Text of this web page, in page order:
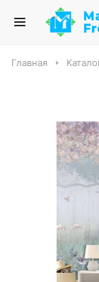
Главная